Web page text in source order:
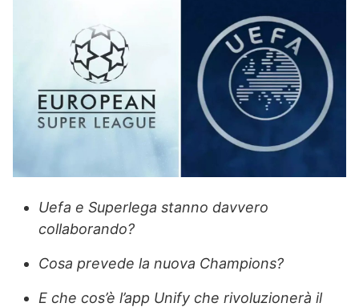
Uefa e Superlega stanno davvero
collaborando?
Cosa prevede la nuova Champions?
E che cos’è l’app Unify che rivoluzionerà il